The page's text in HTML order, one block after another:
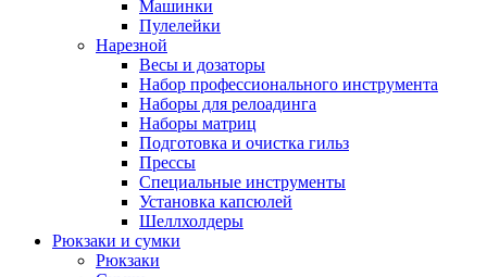
Машинки
Пулелейки
Нарезной
Весы и дозаторы
Набор профессионального инструмента
Наборы для релоадинга
Наборы матриц
Подготовка и очистка гильз
Прессы
Специальные инструменты
Установка капсюлей
Шеллхолдеры
Рюкзаки и сумки
Рюкзаки